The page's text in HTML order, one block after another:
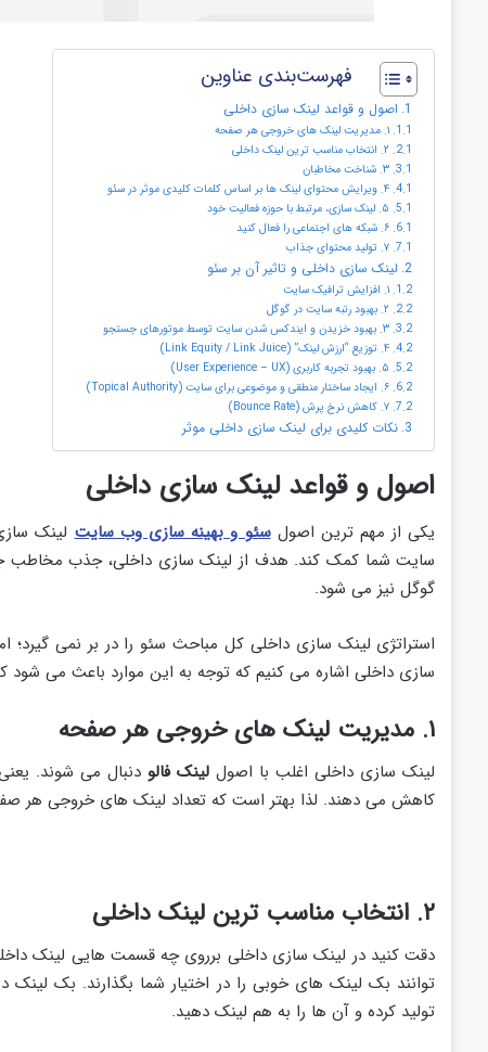
فهرست‌بندی عناوین
اصول و قواعد لینک سازی داخلی
۱. مدیریت لینک های خروجی هر صفحه
۲. انتخاب مناسب ترین لینک داخلی
۳. شناخت مخاطبان
۴. ویرایش محتوای لینک ها بر اساس کلمات کلیدی موثر در سئو
۵. لینک سازی، مرتبط با حوزه فعالیت خود
۶. شبکه های اجتماعی را فعال کنید
۷. تولید محتوای جذاب
لینک سازی داخلی و تاثیر آن بر سئو
۱. افزایش ترافیک سایت
۲. بهبود رتبه سایت در گوگل
۳. بهبود خزیدن و ایندکس شدن سایت توسط موتورهای جستجو
۴. توزیع “ارزش لینک” (Link Equity / Link Juice)
۵. بهبود تجربه کاربری (User Experience – UX)
۶. ایجاد ساختار منطقی و موضوعی برای سایت (Topical Authority)
۷. کاهش نرخ پرش (Bounce Rate)
نکات کلیدی برای لینک‌ سازی داخلی موثر
اصول و قواعد لینک سازی داخلی
یکی از مهم ترین اصولسئو و بهینه سازی وب سایتلینک
سایت شما کمک کند. هدف از لینک سازی داخلی، جذب مخاطب
گوگل نیز می شود.
استراتژی لینک سازی داخلی کل مباحث سئو را در بر نمی گیرد؛
سازی داخلی اشاره می‌ کنیم که توجه به این موارد باعث می‌
۱. مدیریت لینک های خروجی هر صفحه
لینک سازی داخلی اغلب با اصول لینک فالودنبال می شوند.
کاهش می‌ دهند. لذا بهتر است که تعداد لینک های خروجی هر صفحه از
۲. انتخاب مناسب ترین لینک داخلی
دقت کنید در لینک سازی داخلی برروی چه قسمت هایی لینک
توانند بک لینک های خوبی را در اختیار شما بگذارند. بک
تولید کرده و آن ها را به هم لینک دهید.